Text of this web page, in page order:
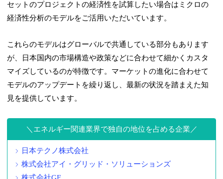
セットのプロジェクトの経済性を試算したい場合はミクロの
経済性分析のモデルをご活用いただいています。
これらのモデルはグローバルで共通している部分もあります
が、日本国内の市場構造や政策などに合わせて細かくカスタ
マイズしているのが特徴です。マーケットの進化に合わせて
モデルのアップデートを繰り返し、最新の状況を踏まえた知
見を提供しています。
エネルギー関連業界で独自の地位を占める企業
日本テクノ株式会社
株式会社アイ・グリッド・ソリューションズ